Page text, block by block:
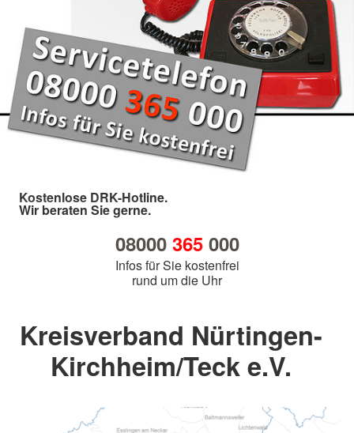
Kostenlose DRK-Hotline.
Wir beraten Sie gerne.
08000 365000
Infos für Sie kostenfrei
rund um die Uhr
Kreisverband Nürtingen-
Kirchheim/Teck e.V.